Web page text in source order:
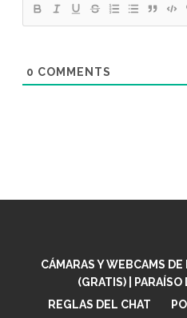
0 COMMENTS
CÁMARAS Y WEBCAMS
(GRATIS) |
REGLAS DEL CHAT